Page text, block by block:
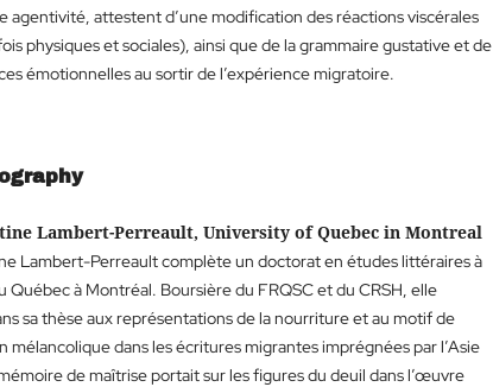
agentivité, attestent d’une modification des réactions viscérales
physiques et sociales), ainsi que de la grammaire gustative et de
émotionnelles au sortir de l’expérience migratoire.
Lambert-Perreault, University of Quebec in Montreal
Lambert-Perreault complète un doctorat en études littéraires à
Québec à Montréal. Boursière du FRQSC et du CRSH, elle
sa thèse aux représentations de la nourriture et au motif de
mélancolique dans les écritures migrantes imprégnées par l’Asie
de maîtrise portait sur les figures du deuil dans l’œuvre